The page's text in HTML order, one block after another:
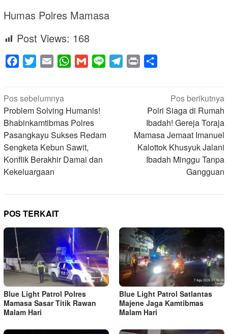
Humas Polres Mamasa
Post Views: 168
Facebook
Twitter Email WhatsApp
Gmail Line Telegram
Print
Navigasi
pos
Pos sebelumnya
Problem Solving Humanis!
Bhabinkamtibmas Polres
Pasangkayu Sukses Redam
Sengketa Kebun Sawit,
Konflik Berakhir Damai dan
Kekeluargaan
Pos berikutnya
Polri Siaga di Rumah
Ibadah! Gereja Toraja
Mamasa Jemaat Imanuel
Kalottok Khusyuk Jalani
Ibadah Minggu Tanpa
Gangguan
POS TERKAIT
Blue Light Patrol Polres
Mamasa Sasar Titik Rawan
Malam Hari
Blue Light Patrol Satlantas
Majene Jaga Kamtibmas
Malam Hari